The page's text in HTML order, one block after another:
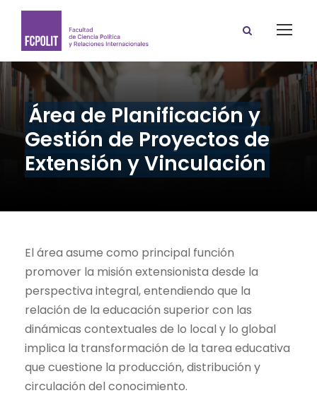
Área de Planificación y
Gestión de Proyectos de
Extensión y Vinculación
El área asume como principal función
promover la misión extensionista desde la
perspectiva integral, entendiendo que la
relación de la educación superior con las
dinámicas contextuales de lo local y lo global
implica la transformación de la tarea educativa
que cuestione la producción, distribución y
circulación del conocimiento.